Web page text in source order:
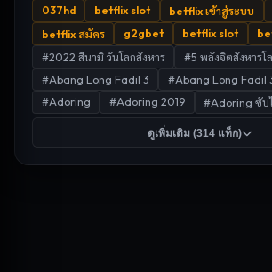
037hd betflix slot betflix เข้าสู่ระบบ
betflix สมัคร
g2gbet betflix slot
#2022 สึนามิ วันโลกสังหาร #5 พลังจิตสังหารโ
#Abang Long Fadil 3 #Abang Long Fadil
#Adoring #Adoring 2019 #Adoring ซับ
ดูเพิ่มเติม (314แท็ก)